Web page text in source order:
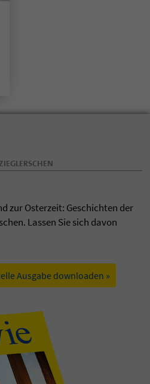
zur Osterzeit: Geschichten der
Lassen Sie sich davon
Ausgabe downloaden »